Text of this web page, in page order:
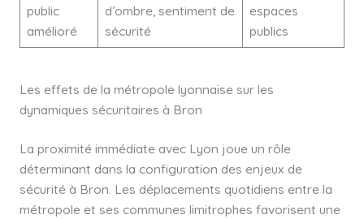
public
amélioré
d’ombre, sentiment de
sécurité
espaces
publics
Les effets de la métropole lyonnaise sur les
dynamiques sécuritaires à Bron
La proximité immédiate avec Lyon joue un rôle
déterminant dans la configuration des enjeux de
sécurité à Bron. Les déplacements quotidiens entre la
métropole et ses communes limitrophes favorisent une